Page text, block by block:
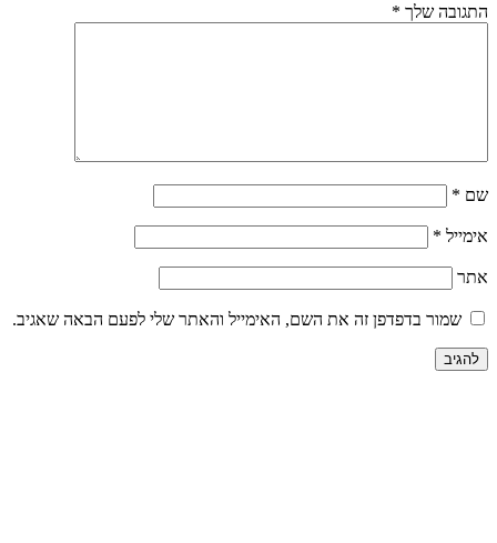
התגובה שלך *
שם *
אימייל *
אתר
שמור בדפדפן זה את השם, האימייל והאתר שלי לפעם הבאה שאגיב.